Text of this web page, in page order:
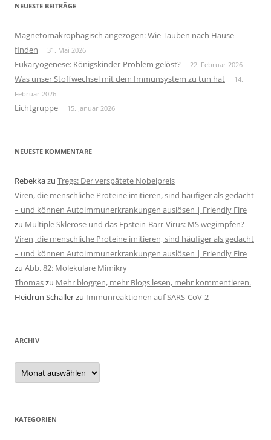
NEUESTE BEITRÄGE
Magnetomakrophagisch angezogen: Wie Tauben nach Hause
finden
31. Mai 2026
Eukaryogenese: Königskinder-Problem gelöst? 22. Februar 2026
Was unser Stoffwechsel mit dem Immunsystem zu tun hat
14.
Februar 2026
Lichtgruppe 15. Januar 2026
NEUESTE KOMMENTARE
Rebekkazu Tregs: Der verspätete Nobelpreis
Viren, die menschliche Proteine imitieren, sind häufiger als gedacht
– und können Autoimmunerkrankungen auslösen | Friendly Fire
zu Multiple Sklerose und das Epstein-Barr-Virus: MS wegimpfen?
Viren, die menschliche Proteine imitieren, sind häufiger als gedacht
– und können Autoimmunerkrankungen auslösen | Friendly Fire
zu Abb. 82: Molekulare Mimikry
Thomaszu Mehr bloggen, mehr Blogs lesen, mehr kommentieren.
Heidrun Schallerzu Immunreaktionen auf SARS-CoV-2
ARCHIV
Archiv
KATEGORIEN